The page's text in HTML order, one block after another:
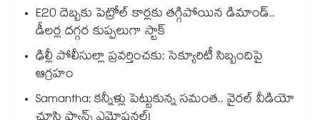
E20 దెబ్బకు పెట్రోల్ కార్లకు తగ్గిపోయిన డిమాండ్..
డీలర్ల దగ్గర కుప్పలుగా స్టాక్
ఢిల్లీ పోలీసుల్లా ప్రవర్తించకు: సెక్యూరిటీ సిబ్బందిపై
ఆగ్రహం
Samantha: కన్నీళ్లు పెట్టుకున్న సమంత.. వైరల్ వీడియో